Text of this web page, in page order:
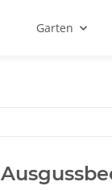
Garten